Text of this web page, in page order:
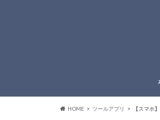
HOME ツールアプリ 【スマホ